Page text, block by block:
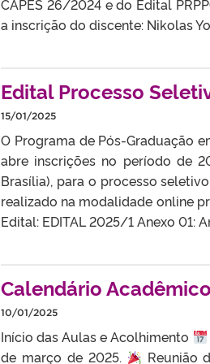
CAPES 26/2024 e do Edital
a inscrição do discente: Nikolas
Edital Processo
15/01/2025
O Programa de Pós-Graduação
abre inscrições no período de
Brasília), para o processo
realizado na modalidade online
Edital: EDITAL 2025/1 Anexo 01:
Calendário
10/01/2025
Início das Aulas e Acolhimento
de março de 2025.
Reunião